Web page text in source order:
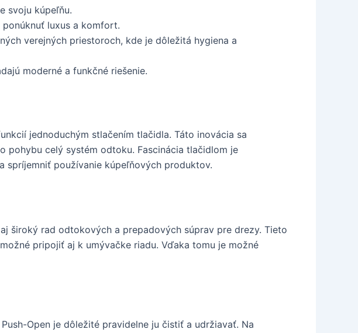
svoju kúpeľňu.
luxus a komfort.
verejných priestoroch, kde je dôležitá hygiena a
moderné a funkčné riešenie.
jednoduchým stlačením tlačidla. Táto inovácia sa
pohybu celý systém odtoku. Fascinácia tlačidlom je
spríjemniť používanie kúpeľňových produktov.
široký rad odtokových a prepadových súprav pre drezy. Tieto
pripojiť aj k umývačke riadu. Vďaka tomu je možné
Open je dôležité pravidelne ju čistiť a udržiavať. Na